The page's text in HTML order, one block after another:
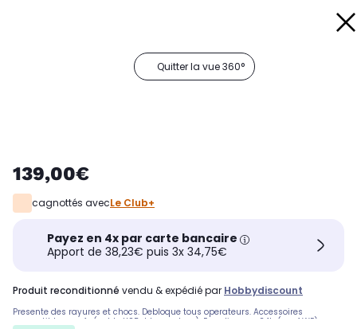
Quitter la vue 360°
139,00€
cagnottés avecLe Club+
Payez en 4x par carte bancaire
Apport de 38,23€ puis 3x 34,75€
produit reconditionné vendu & expédié par Hobbydiscount
Presente des rayures et chocs. Debloque tous operateurs. Accessoires
compatibles neufs (cable USB+bloc secteur). Expedie sous 24h (sauf WE)..